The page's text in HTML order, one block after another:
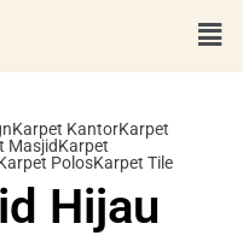
Karpet KantorKarpet
MasjidKarpet
PolosKarpet Tile
Hijau